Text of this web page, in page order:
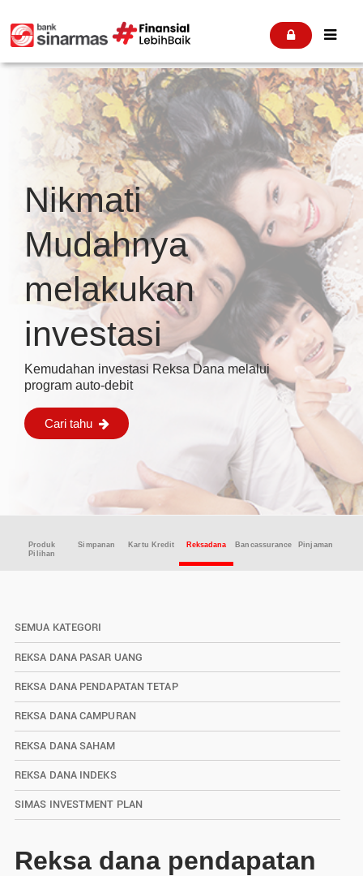
 
Nikmati
Mudahnya
melakukan
investasi
Kemudahan investasi Reksa Dana melalui
program auto-debit
Cari tahu 
Produk
Pilihan
Simpanan Kartu Kredit Reksadana Bancassurance Pinjaman
SEMUA KATEGORI
REKSA DANA PASAR UANG
REKSA DANA PENDAPATAN TETAP
REKSA DANA CAMPURAN
REKSA DANA SAHAM
REKSA DANA INDEKS
SIMAS INVESTMENT PLAN
Reksa dana pendapatan